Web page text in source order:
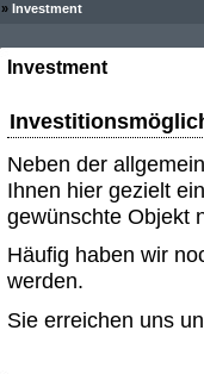
» Investment
Investment
Neben der
Ihnen hier gezielt
gewünschte Objekt
Häufig haben wir
werden.
Sie erreichen uns